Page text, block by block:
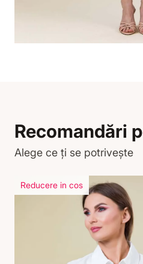
Recomandări
Alege ce ți se potrivește
Reducere in cos